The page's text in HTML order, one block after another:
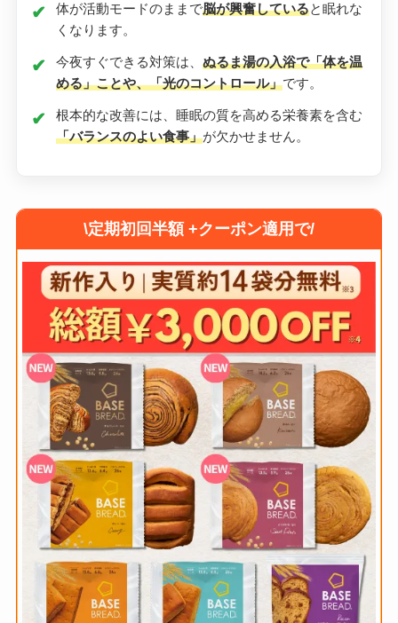
体が活動モードのままで脳が興奮していると眠れな
くなります。
今夜すぐできる対策は、 ぬるま湯の入浴で「体を温
める」ことや、「光のコントロール」です。
根本的な改善には、睡眠の質を高める栄養素を含む
「バランスのよい食事」が欠かせません。
\定期初回半額 +クーポン適用で/